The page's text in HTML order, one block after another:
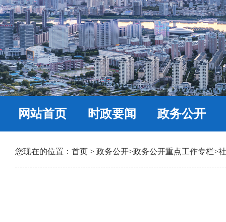
网站首页 时政要闻 政务公开
您现在的位置： 首页 > 政务公开>政务公开重点工作专栏>